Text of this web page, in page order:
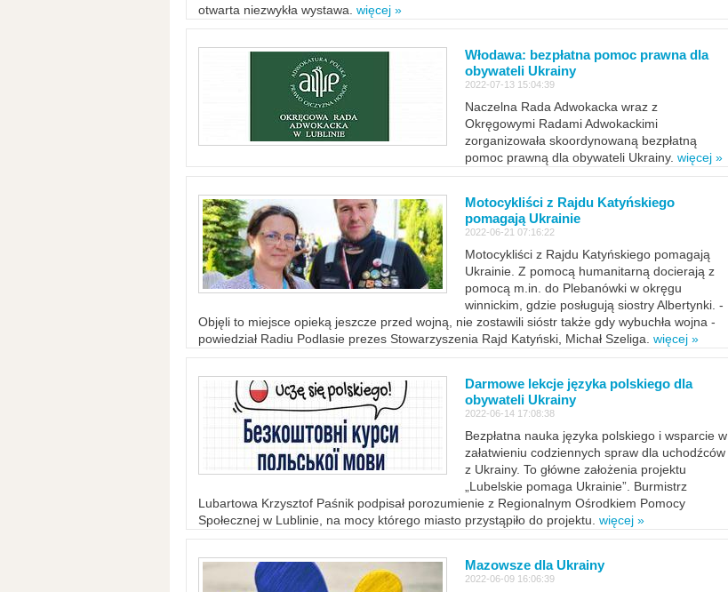
otwarta niezwykła wystawa. więcej »
Włodawa: bezpłatna pomoc prawna dla
obywateli Ukrainy
2022-07-13 15:04:39
Naczelna Rada Adwokacka wraz z
Okręgowymi Radami Adwokackimi
zorganizowała skoordynowaną bezpłatną
pomoc prawną dla obywateli Ukrainy. więcej »
Motocykliści z Rajdu Katyńskiego
pomagają Ukrainie
2022-06-21 07:16:22
Motocykliści z Rajdu Katyńskiego pomagają
Ukrainie. Z pomocą humanitarną docierają z
pomocą m.in. do Plebanówki w okręgu
winnickim, gdzie posługują siostry Albertynki. -
Objęli to miejsce opieką jeszcze przed wojną, nie zostawili sióstr także gdy wybuchła wojna -
powiedział Radiu Podlasie prezes Stowarzyszenia Rajd Katyński, Michał Szeliga. więcej »
Darmowe lekcje języka polskiego dla
obywateli Ukrainy
2022-06-14 17:08:38
Bezpłatna nauka języka polskiego i wsparcie w
załatwieniu codziennych spraw dla uchodźców
z Ukrainy. To główne założenia projektu
„Lubelskie pomaga Ukrainie”. Burmistrz
Lubartowa Krzysztof Paśnik podpisał porozumienie z Regionalnym Ośrodkiem Pomocy
Społecznej w Lublinie, na mocy którego miasto przystąpiło do projektu. więcej »
Mazowsze dla Ukrainy
2022-06-09 16:06:39